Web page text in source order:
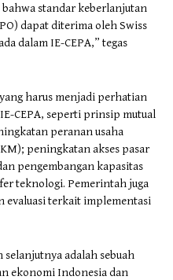
standar keberlanjutan
dapat diterima oleh Swiss
dalam IE-CEPA,” tegas
harus menjadi perhatian
CEPA, seperti prinsip mutual
peranan usaha
peningkatan akses pasar
pengembangan kapasitas
teknologi. Pemerintah juga
evaluasi terkait implementasi
adalah sebuah
ekonomi Indonesia dan